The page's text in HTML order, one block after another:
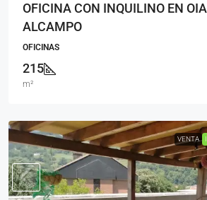
OFICINA CON INQUILINO EN
ALCAMPO
OFICINAS
215
m²
VENTA